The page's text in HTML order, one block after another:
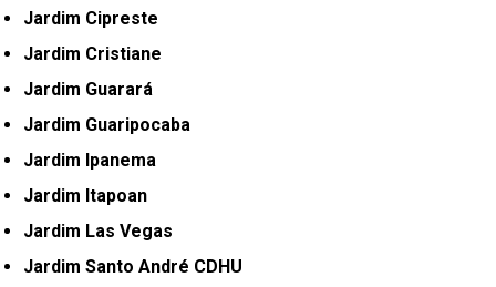
Jardim Cipreste
Jardim Cristiane
Jardim Guarará
Jardim Guaripocaba
Jardim Ipanema
Jardim Itapoan
Jardim Las Vegas
Jardim Santo André CDHU